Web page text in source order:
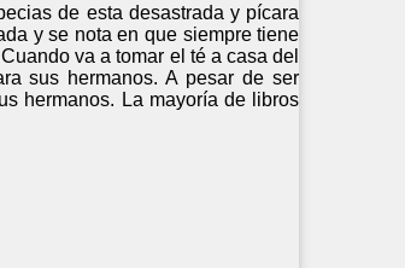
de esta desastrada y pícara
y se nota en que siempre tiene
va a tomar el té a casa del
sus hermanos. A pesar de ser
hermanos. La mayoría de libros